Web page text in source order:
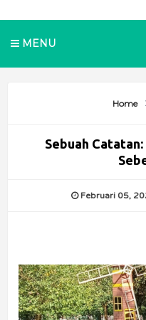
MENU
Home
Sebuah
Februari 05,